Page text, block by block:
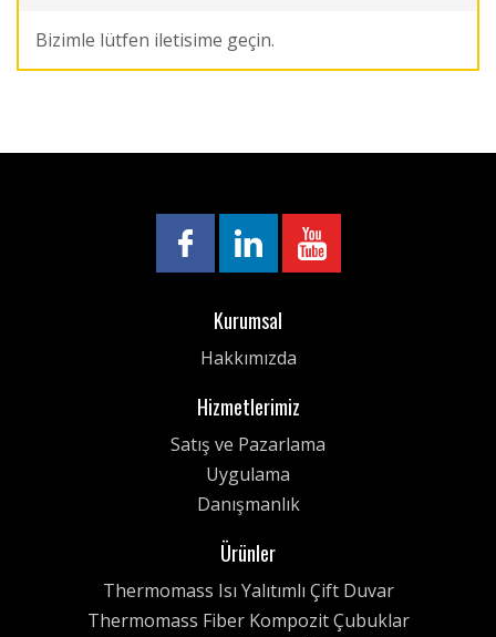
Bizimle lütfen iletisime geçin.
Kurumsal
Hakkımızda
Hizmetlerimiz
Satış ve Pazarlama
Uygulama
Danışmanlık
Ürünler
Thermomass Isı Yalıtımlı Çift Duvar
Thermomass Fiber Kompozit Çubuklar